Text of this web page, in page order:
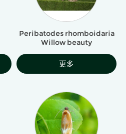
Peribatodes rhomboidaria
Willow beauty
更多